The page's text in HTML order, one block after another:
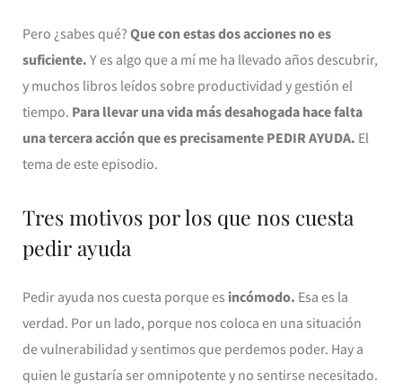
Pero ¿sabes qué? Que con estas dos acciones no es
suficiente. Y es algo que a mí me ha llevado años descubrir,
y muchos libros leídos sobre productividad y gestión el
tiempo. Para llevar una vida más desahogada hace falta
una tercera acción que es precisamente PEDIR AYUDA. El
tema de este episodio.
Tres motivos por los que nos cuesta
pedir ayuda
Pedir ayuda nos cuesta porque es incómodo. Esa es la
verdad. Por un lado, porque nos coloca en una situación
de vulnerabilidad y sentimos que perdemos poder. Hay a
quien le gustaría ser omnipotente y no sentirse necesitado.